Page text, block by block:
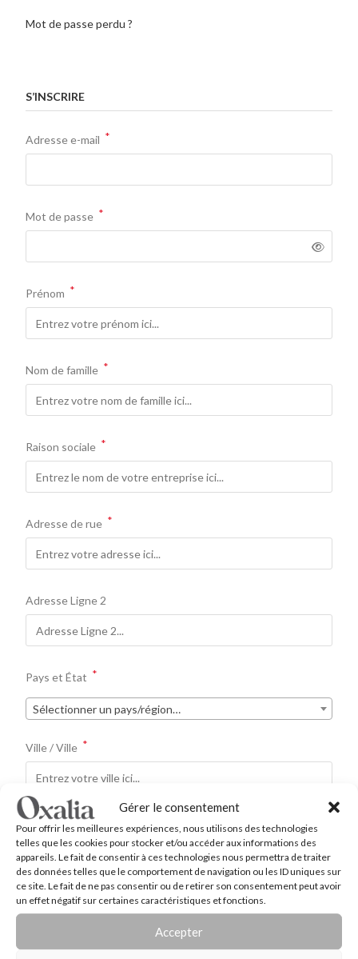
Gérer le consentement
Pour offrir les meilleures expériences, nous utilisons des technologies
telles que les cookies pour stocker et/ou accéder aux informations des
appareils. Le fait de consentir à ces technologies nous permettra de traiter
des données telles que le comportement de navigation ou les ID uniques sur
ce site. Le fait de ne pas consentir ou de retirer son consentement peut avoir
un effet négatif sur certaines caractéristiques et fonctions.
Accepter
Mot de passe perdu ?
S’INSCRIRE
Adresse e-mail *
Mot de passe *
Prénom *
Nom de famille *
Raison sociale *
Adresse de rue *
Adresse Ligne 2
Pays et État *
Sélectionner un pays/région…
Ville / Ville *
Code postal / ZIP
Numéro de téléphone *